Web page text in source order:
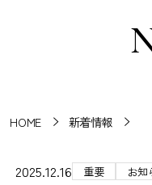
HOME 新着情報
2025.12.16 重要
お知